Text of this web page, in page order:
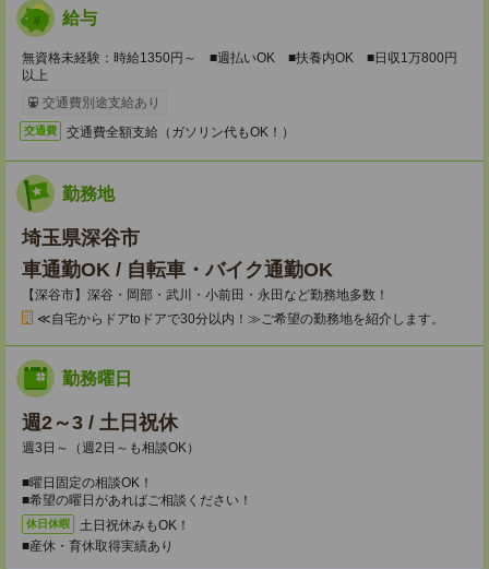
給与
無資格未経験：時給1350円～ ■週払いOK ■扶養内OK ■日収1万800円
以上
交通費別途支給あり
交通費 交通費全額支給（ガソリン代もOK！）
勤務地
埼玉県深谷市
車通勤OK / 自転車・バイク通勤OK
【深谷市】深谷・岡部・武川・小前田・永田など勤務地多数！
≪自宅からドアtoドアで30分以内！≫ご希望の勤務地を紹介します。
勤務曜日
週2～3 / 土日祝休
週3日～（週2日～も相談OK）
■曜日固定の相談OK！
■希望の曜日があればご相談ください！
休日休暇
土日祝休みもOK！
■産休・育休取得実績あり